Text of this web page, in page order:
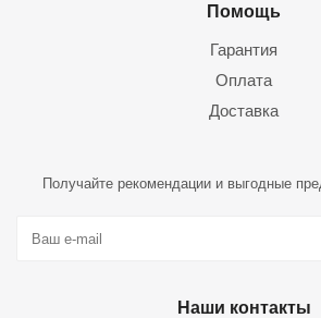
Помощь
Гарантия
Оплата
Доставка
Получайте рекомендации и выгодные
Наши контакты